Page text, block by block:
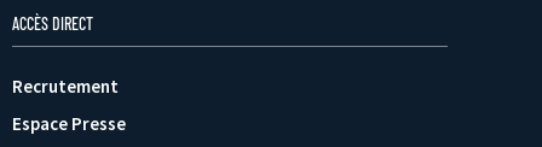
ACCÈS DIRECT
Recrutement
Espace Presse